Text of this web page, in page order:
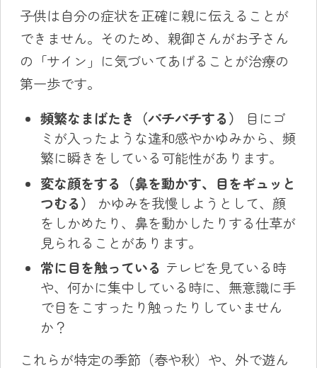
子供は自分の症状を正確に親に伝えることが
できません。そのため、親御さんがお子さん
の「サイン」に気づいてあげることが治療の
第一歩です。
頻繁なまばたき（パチパチする）
目にゴ
ミが入ったような違和感やかゆみから、頻
繁に瞬きをしている可能性があります。
変な顔をする（鼻を動かす、目をギュッと
つむる）
かゆみを我慢しようとして、顔
をしかめたり、鼻を動かしたりする仕草が
見られることがあります。
常に目を触っている テレビを見ている時
や、何かに集中している時に、無意識に手
で目をこすったり触ったりしていません
か？
これらが特定の季節（春や秋）や、外で遊ん